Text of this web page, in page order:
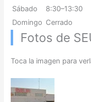
Sábado
8:30–13:30
Domingo Cerrado
Fotos de
Toca la imagen para